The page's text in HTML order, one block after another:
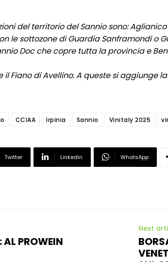
del territorio del Sannio sono:
le sottozone di Guardia Sanframondi o
Doc che copre tutta la provincia e
il Fiano di Avellino. A queste si aggiunge
CCIAA Irpinia Sannio Vinitaly 2025
Twitter Linkedin WhatsApp
PROWEIN
Next